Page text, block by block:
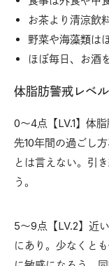
お茶より清涼飲
野菜や海藻類は
ほぼ毎日、お酒
体脂肪警戒レベル
0〜4点【LV.1】体
先10年間の過ごし
とは言えない。引
う。
5〜9点【LV.2】近
にあり。少なくと